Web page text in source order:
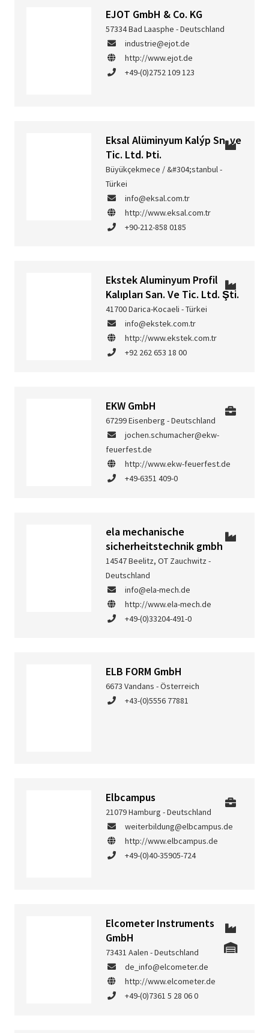
EJOT GmbH & Co. KG
57334 Bad Laasphe - Deutschland
industrie@ejot.de
http://www.ejot.de
+49-(0)2752 109 123
Eksal Alüminyum Kalýp Sn. ve
Tic. Ltd. Þti.
Büyükçekmece / &#304;stanbul -
Türkei
info@eksal.com.tr
http://www.eksal.com.tr
+90-212-858 0185
Ekstek Aluminyum Profil
Kalıpları San. Ve Tic. Ltd. Şti.
41700 Darica-Kocaeli - Türkei
info@ekstek.com.tr
http://www.ekstek.com.tr
+92 262 653 18 00
EKW GmbH
67299 Eisenberg - Deutschland
jochen.schumacher@ekw-
feuerfest.de
http://www.ekw-feuerfest.de
+49-6351 409-0
ela mechanische
sicherheitstechnik gmbh
14547 Beelitz, OT Zauchwitz -
Deutschland
info@ela-mech.de
http://www.ela-mech.de
+49-(0)33204-491-0
ELB FORM GmbH
6673 Vandans - Österreich
+43-(0)5556 77881
Elbcampus
21079 Hamburg - Deutschland
weiterbildung@elbcampus.de
http://www.elbcampus.de
+49-(0)40-35905-724
Elcometer Instruments
GmbH
73431 Aalen - Deutschland
de_info@elcometer.de
http://www.elcometer.de
+49-(0)7361 5 28 06 0